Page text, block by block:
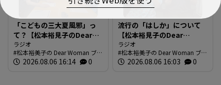
「こどもの三大夏風邪」っ
て？【松本裕見子のDear
Woman】
ラジオ
松本裕美子の Dear Woman ブロ
グ 2026.08.06 16:14 0
流行の「はしか」について
【松本裕見子のDear
Woman】
ラジオ
松本裕美子の Dear Woman ブロ
グ 2026.08.06 16:03 0